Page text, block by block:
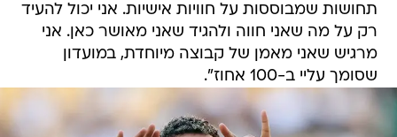
תחושות שמבוססות על חוויות אישיות. אני יכול להעיד
רק על מה שאני חווה ולהגיד שאני מאושר כאן. אני
מרגיש שאני מאמן של קבוצה מיוחדת, במועדון
שסומך עליי ב-100 אחוז".